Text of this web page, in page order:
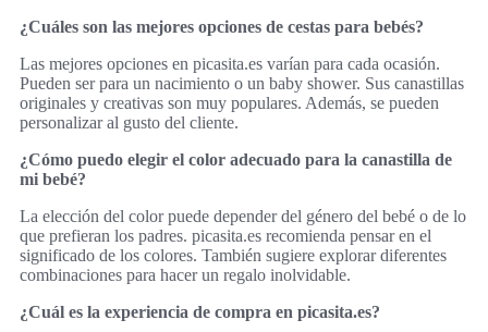
¿Cuáles son las mejores opciones de cestas para bebés?
Las mejores opciones en picasita.es varían para cada ocasión.
Pueden ser para un nacimiento o un baby shower. Sus canastillas
originales y creativas son muy populares. Además, se pueden
personalizar al gusto del cliente.
¿Cómo puedo elegir el color adecuado para la canastilla de
mi bebé?
La elección del color puede depender del género del bebé o de lo
que prefieran los padres. picasita.es recomienda pensar en el
significado de los colores. También sugiere explorar diferentes
combinaciones para hacer un regalo inolvidable.
¿Cuál es la experiencia de compra en picasita.es?